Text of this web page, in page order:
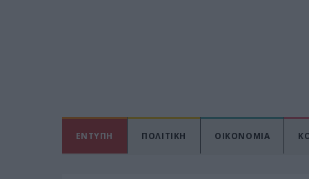
ΕΝΤΥΠΗ ΠΟΛΙΤΙΚΗ ΟΙΚΟΝΟΜΙΑ